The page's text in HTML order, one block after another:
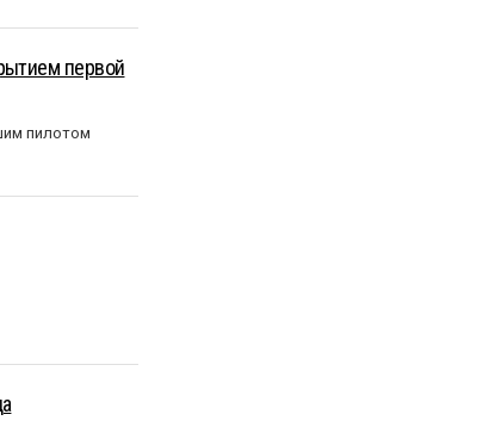
первой
пилотом